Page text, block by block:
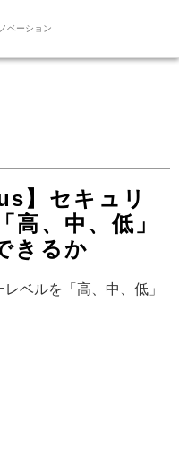
ベーション
】セキュリ
高、中、低」
きるか
ベルを「高、中、低」